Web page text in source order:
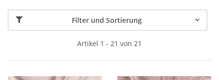
Filter und Sortierung
Artikel 1 - 21 von 21